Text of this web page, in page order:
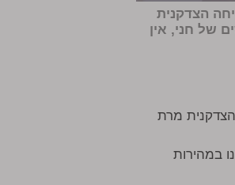
הרבנית השליחה הצדקנית
של חני, אין
השליחה הצדקנית מרת
במהירות